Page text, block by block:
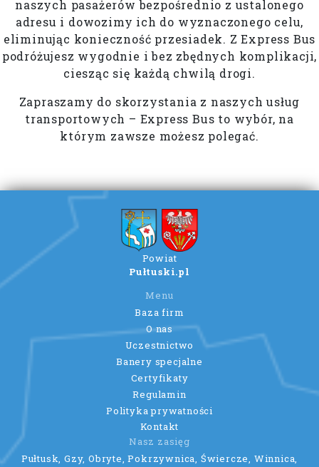
naszych pasażerów bezpośrednio z ustalonego
adresu i dowozimy ich do wyznaczonego celu,
eliminując konieczność przesiadek. Z Express Bus
podróżujesz wygodnie i bez zbędnych komplikacji,
ciesząc się każdą chwilą drogi.
Zapraszamy do skorzystania z naszych usług
transportowych – Express Bus to wybór, na
którym zawsze możesz polegać.
Powiat
Pułtuski.pl
Menu
Baza firm
O nas
Uczestnictwo
Banery specjalne
Certyfikaty
Regulamin
Polityka prywatności
Kontakt
Nasz zasięg
Pułtusk, Gzy, Obryte, Pokrzywnica, Świercze, Winnica,